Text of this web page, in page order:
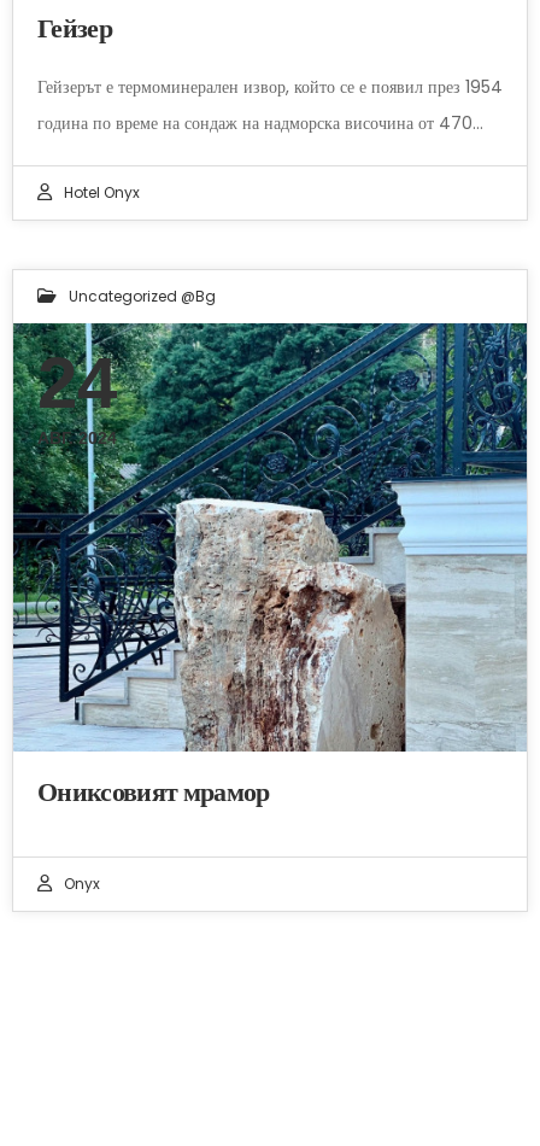
Гейзер
Гейзерът е термоминерален извор, който се е появил през 1954
година по време на сондаж на надморска височина от 470…
Hotel Onyx
Uncategorized @bg
24
АВГ. 2024
Ониксовият мрамор
Onyx